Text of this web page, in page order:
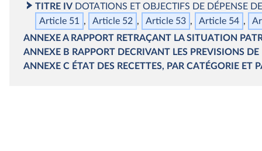
TITRE IV DOTATIONS ET OBJECTIFS DE DÉPENSE
Article 51
Article 52 Article 53 Article 54
ANNEXE A RAPPORT RETRAÇANT LA SITUATION
ANNEXE B RAPPORT DECRIVANT LES PREVISIONS
ANNEXE C ÉTAT DES RECETTES, PAR CATÉGORIE